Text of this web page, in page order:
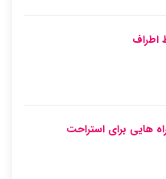
اطراف
هایی برای استراحت